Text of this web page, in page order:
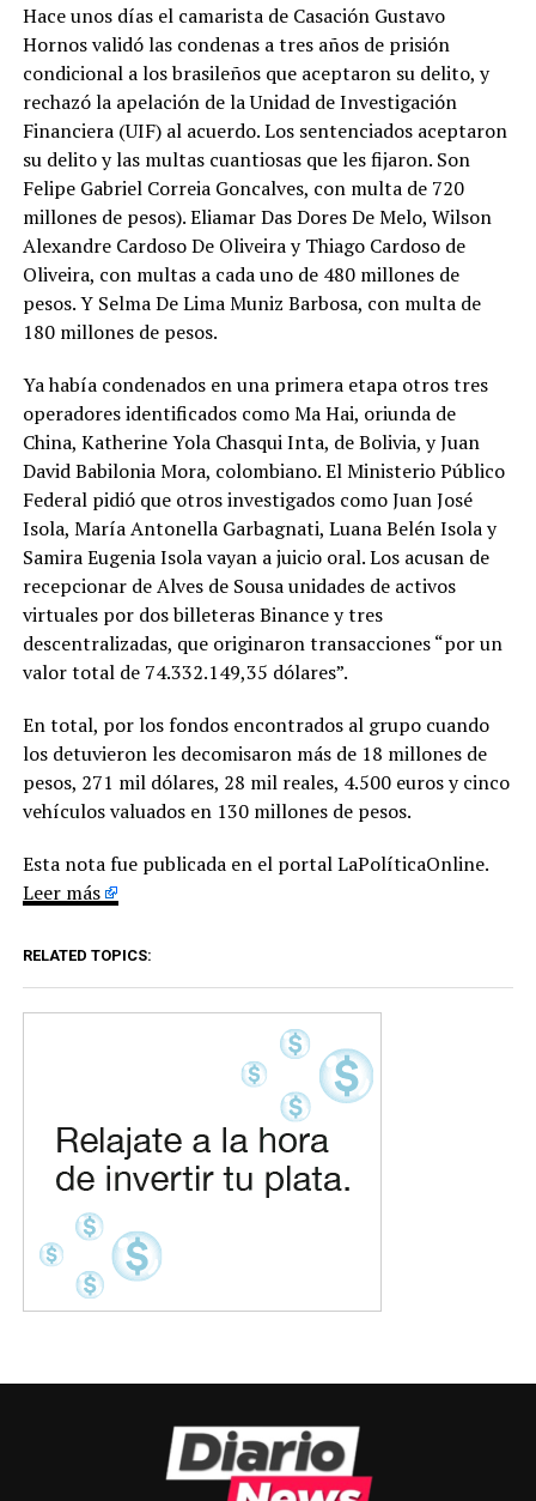
Hace unos días el camarista de Casación Gustavo
Hornos validó las condenas a tres años de prisión
condicional a los brasileños que aceptaron su delito, y
rechazó la apelación de la Unidad de Investigación
Financiera (UIF) al acuerdo. Los sentenciados aceptaron
su delito y las multas cuantiosas que les fijaron. Son
Felipe Gabriel Correia Goncalves, con multa de 720
millones de pesos). Eliamar Das Dores De Melo, Wilson
Alexandre Cardoso De Oliveira y Thiago Cardoso de
Oliveira, con multas a cada uno de 480 millones de
pesos. Y Selma De Lima Muniz Barbosa, con multa de
180 millones de pesos.
Ya había condenados en una primera etapa otros tres
operadores identificados como Ma Hai, oriunda de
China, Katherine Yola Chasqui Inta, de Bolivia, y Juan
David Babilonia Mora, colombiano. El Ministerio Público
Federal pidió que otros investigados como Juan José
Isola, María Antonella Garbagnati, Luana Belén Isola y
Samira Eugenia Isola vayan a juicio oral. Los acusan de
recepcionar de Alves de Sousa unidades de activos
virtuales por dos billeteras Binance y tres
descentralizadas, que originaron transacciones “por un
valor total de 74.332.149,35 dólares”.
En total, por los fondos encontrados al grupo cuando
los detuvieron les decomisaron más de 18 millones de
pesos, 271 mil dólares, 28 mil reales, 4.500 euros y cinco
vehículos valuados en 130 millones de pesos.
Esta nota fue publicada en el portal LaPolíticaOnline.
Leer más
RELATED TOPICS: